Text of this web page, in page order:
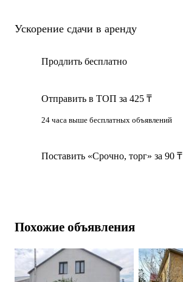
Ускорение сдачи в аренду
Продлить бесплатно
Отправить в ТОП за 425 ₸
24 часа выше бесплатных объявлений
Поставить «Срочно, торг» за 90 ₸
Похожие объявления